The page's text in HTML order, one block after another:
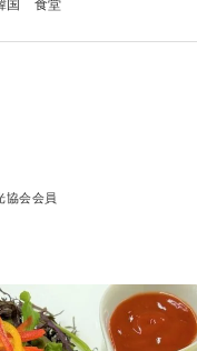
国
食堂
協会会員